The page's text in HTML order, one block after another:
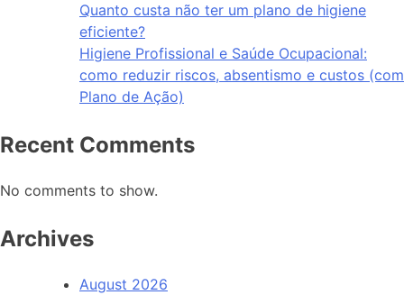
Quanto custa não ter um plano de higiene
eficiente?
Higiene Profissional e Saúde Ocupacional:
como reduzir riscos, absentismo e custos (com
Plano de Ação)
Recent Comments
No comments to show.
Archives
August 2026